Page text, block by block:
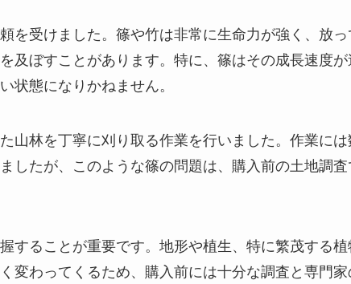
を受けました。篠や竹は非常に生命力が強く、放
及ぼすことがあります。特に、篠はその成長速度
状態になりかねません。
山林を丁寧に刈り取る作業を行いました。作業に
したが、このような篠の問題は、購入前の土地調
することが重要です。地形や植生、特に繁茂する
変わってくるため、購入前には十分な調査と専門